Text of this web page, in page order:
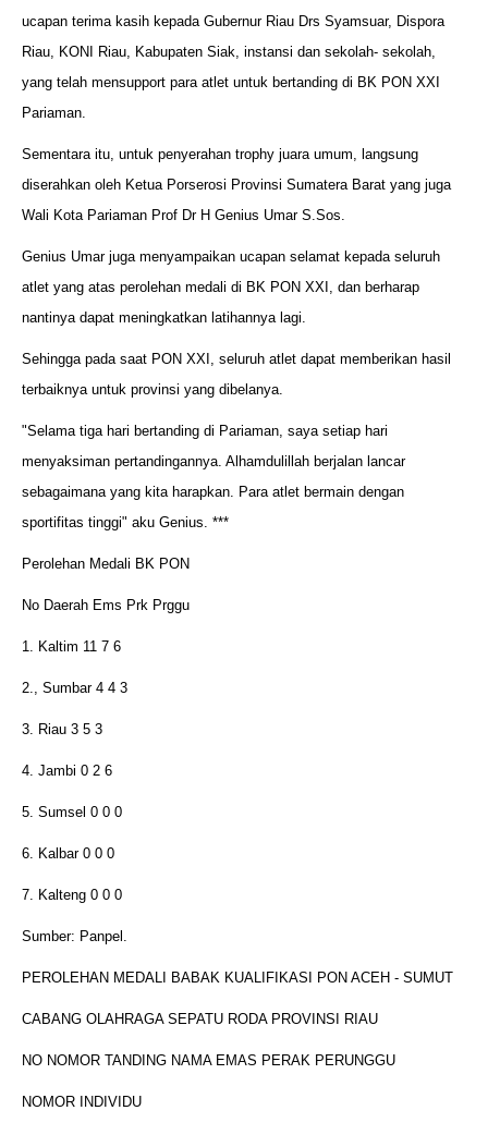
ucapan terima kasih kepada Gubernur Riau Drs Syamsuar, Dispora
Riau, KONI Riau, Kabupaten Siak, instansi dan sekolah- sekolah,
yang telah mensupport para atlet untuk bertanding di BK PON XXI
Pariaman.
Sementara itu, untuk penyerahan trophy juara umum, langsung
diserahkan oleh Ketua Porserosi Provinsi Sumatera Barat yang juga
Wali Kota Pariaman Prof Dr H Genius Umar S.Sos.
Genius Umar juga menyampaikan ucapan selamat kepada seluruh
atlet yang atas perolehan medali di BK PON XXI, dan berharap
nantinya dapat meningkatkan latihannya lagi.
Sehingga pada saat PON XXI, seluruh atlet dapat memberikan hasil
terbaiknya untuk provinsi yang dibelanya.
"Selama tiga hari bertanding di Pariaman, saya setiap hari
menyaksiman pertandingannya. Alhamdulillah berjalan lancar
sebagaimana yang kita harapkan. Para atlet bermain dengan
sportifitas tinggi" aku Genius. ***
Perolehan Medali BK PON
No Daerah Ems Prk Prggu
1. Kaltim 11 7 6
2., Sumbar 4 4 3
3. Riau 3 5 3
4. Jambi 0 2 6
5. Sumsel 0 0 0
6. Kalbar 0 0 0
7. Kalteng 0 0 0
Sumber: Panpel.
PEROLEHAN MEDALI BABAK KUALIFIKASI PON ACEH - SUMUT
CABANG OLAHRAGA SEPATU RODA PROVINSI RIAU
NO NOMOR TANDING NAMA EMAS PERAK PERUNGGU
NOMOR INDIVIDU